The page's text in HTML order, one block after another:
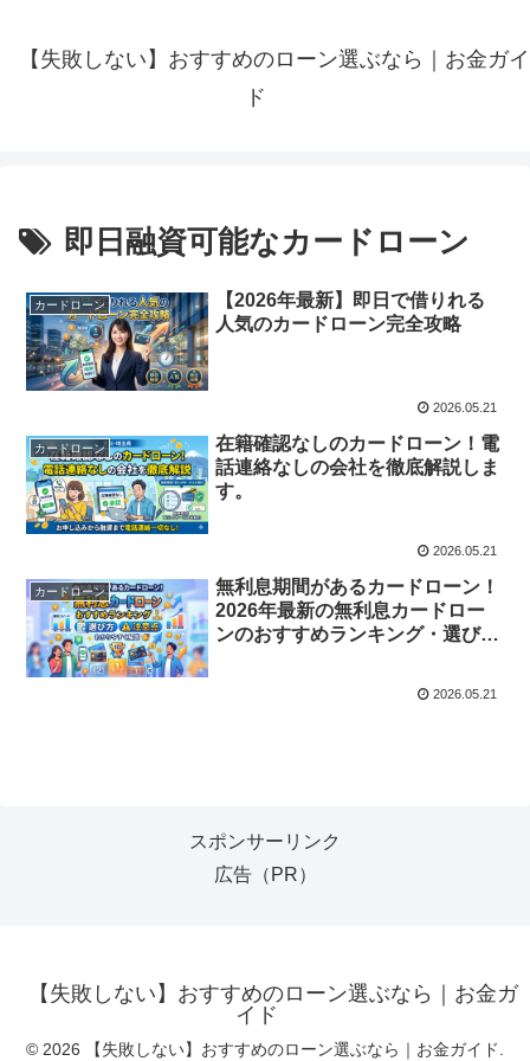
【失敗しない】おすすめのローン選ぶなら｜お金ガイ
ド
即日融資可能なカードローン
カードローン
【2026年最新】即日で借りれる
人気のカードローン完全攻略
2026.05.21
カードローン
在籍確認なしのカードローン！電
話連絡なしの会社を徹底解説しま
す。
2026.05.21
カードローン
無利息期間があるカードローン！
2026年最新の無利息カードロー
ンのおすすめランキング・選び
2026.05.21
スポンサーリンク
広告（PR）
【失敗しない】おすすめのローン選ぶなら｜お金ガ
イド
© 2026 【失敗しない】おすすめのローン選ぶなら｜お金ガイド.